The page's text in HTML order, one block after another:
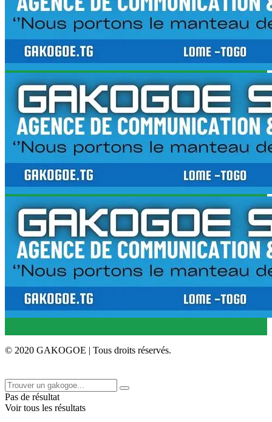
© 2020 GAKOGOE | Tous droits réservés.
Pas de résultat
Voir tous les résultats